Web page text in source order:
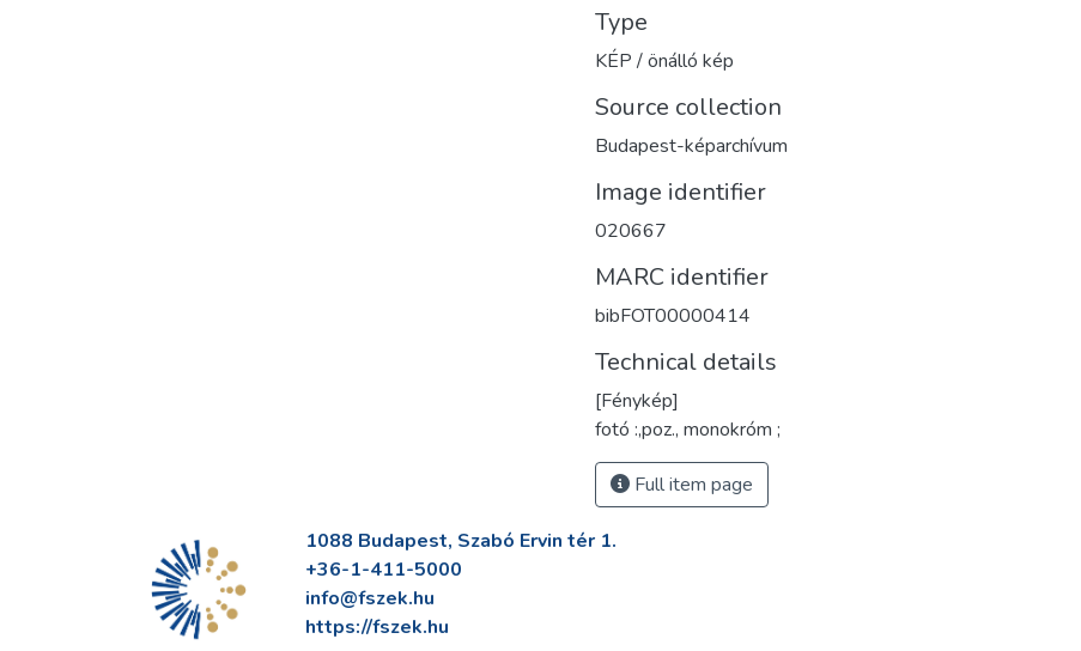
Type
KÉP / önálló kép
Source collection
Budapest-képarchívum
Image identifier
020667
MARC identifier
bibFOT00000414
Technical details
[Fénykép]
fotó :,poz., monokróm ;
Full item page
1088 Budapest, Szabó Ervin tér 1.
+36-1-411-5000
info@fszek.hu
https://fszek.hu